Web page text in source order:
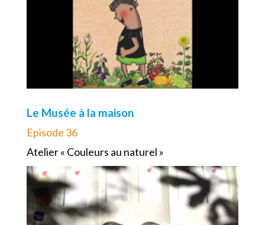
Le Musée à la maison
Episode 36
Atelier « Couleurs au naturel »